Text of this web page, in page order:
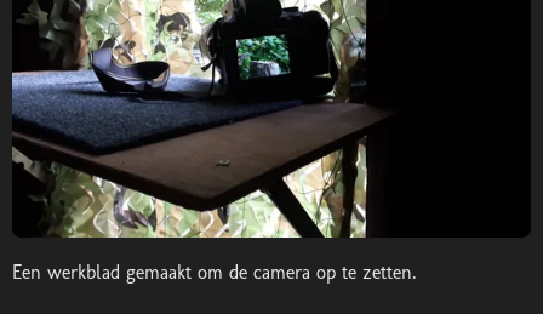
Een werkblad gemaakt om de camera op te zetten.